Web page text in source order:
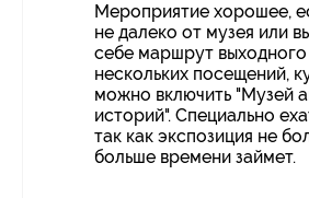
Мероприятие хорошее,
не далеко от музея или
себе маршрут выходного
нескольких посещений,
можно включить "Музей
историй". Специально
так как экспозиция не
больше времени займет.